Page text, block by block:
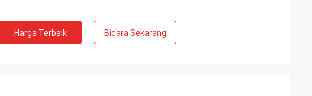
Harga Terbaik Bicara Sekarang